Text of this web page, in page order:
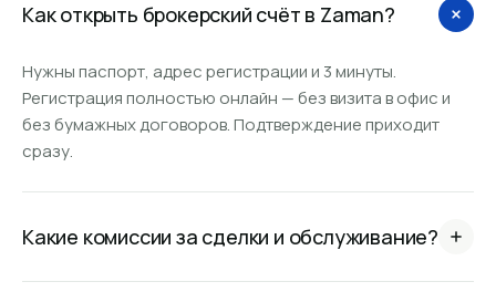
Как открыть брокерский счёт в Zaman?
Нужны паспорт, адрес регистрации и 3 минуты.
Регистрация полностью онлайн — без визита в офис и
без бумажных договоров. Подтверждение приходит
сразу.
Какие комиссии за сделки и обслуживание?